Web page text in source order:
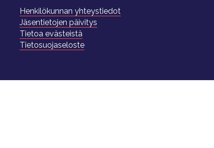
Henkilökunnan yhteystiedot
Jäsentietojen päivitys
Tietoa evästeistä
Tietosuojaseloste